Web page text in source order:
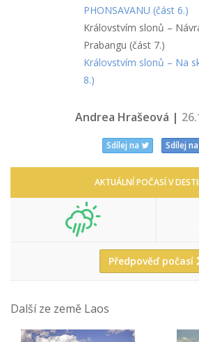
PHONSAVANU (část 6.)
Královstvím slonů –
Prabangu (část 7.)
Královstvím slonů – Na
8.)
Andrea Hrašeová |
Sdílej na Sdílej na
AKTUÁLNÍ POČASÍ V
Předpověď počasí
Další ze země Laos